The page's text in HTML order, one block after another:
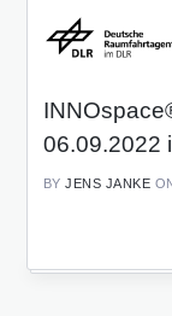
06.09.2022
BY JENS JANKE